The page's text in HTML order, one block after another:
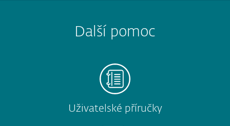
Další pomoc
Uživatelské příručky